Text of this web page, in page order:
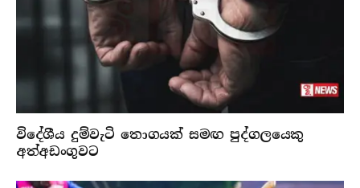
විදේශීය දුම්වැටි තොගයක් සමඟ පුද්ගලයෙකු
අත්අඩංගුවට